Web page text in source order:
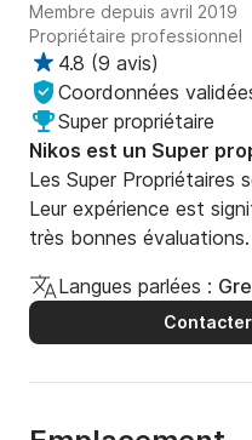
Membre depuis avril 2019
Propriétaire professionnel
4.8 (9 avis)
Coordonnées
Super propriétaire
Nikos est un Super
Les Super Propriétaires
Leur expérience est
très bonnes évaluations.
Langues parlées :